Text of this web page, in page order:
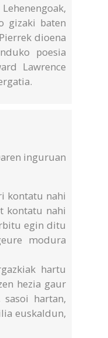
gizaki baten
dioena
poesia
Lawrence
inguruan
kontatu nahi
kontatu nahi
egin ditu
modura
hartu
hezia gaur
sasoi hartan,
euskaldun,